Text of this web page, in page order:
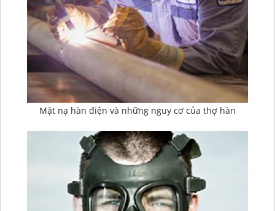
Mặt nạ hàn điện và những nguy cơ của thợ hàn